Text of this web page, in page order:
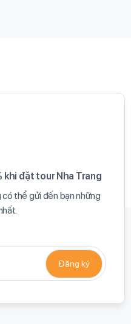
khi đặt tour Nha Trang​
thể gửi đến bạn những